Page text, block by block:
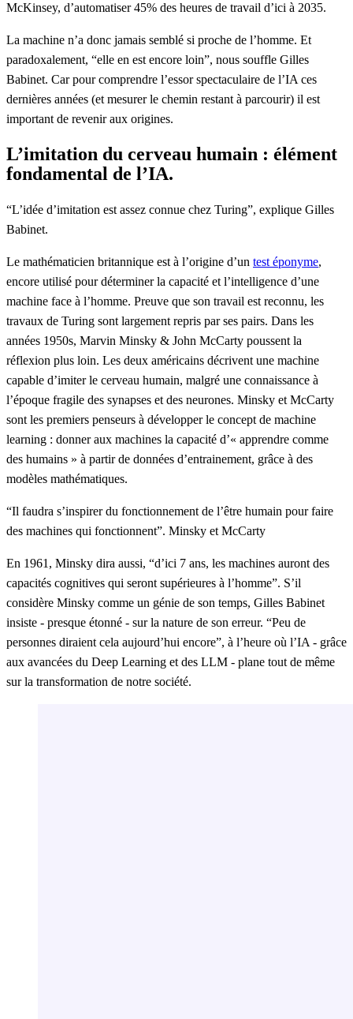
McKinsey, d’automatiser 45% des heures de travail d’ici à 2035.
La machine n’a donc jamais semblé si proche de l’homme. Et
paradoxalement, “elle en est encore loin”, nous souffle Gilles
Babinet. Car pour comprendre l’essor spectaculaire de l’IA ces
dernières années (et mesurer le chemin restant à parcourir) il est
important de revenir aux origines.
L’imitation du cerveau humain : élément
fondamental de l’IA.
“L’idée d’imitation est assez connue chez Turing”, explique Gilles
Babinet.
Le mathématicien britannique est à l’origine d’un test éponyme,
encore utilisé pour déterminer la capacité et l’intelligence d’une
machine face à l’homme. Preuve que son travail est reconnu, les
travaux de Turing sont largement repris par ses pairs. Dans les
années 1950s, Marvin Minsky & John McCarty poussent la
réflexion plus loin. Les deux américains décrivent une machine
capable d’imiter le cerveau humain, malgré une connaissance à
l’époque fragile des synapses et des neurones. Minsky et McCarty
sont les premiers penseurs à développer le concept de machine
learning : donner aux machines la capacité d’« apprendre comme
des humains » à partir de données d’entrainement, grâce à des
modèles mathématiques.
“Il faudra s’inspirer du fonctionnement de l’être humain pour faire
des machines qui fonctionnent”. Minsky et McCarty
En 1961, Minsky dira aussi, “d’ici 7 ans, les machines auront des
capacités cognitives qui seront supérieures à l’homme”. S’il
considère Minsky comme un génie de son temps, Gilles Babinet
insiste - presque étonné - sur la nature de son erreur. “Peu de
personnes diraient cela aujourd’hui encore”, à l’heure où l’IA - grâce
aux avancées du Deep Learning et des LLM - plane tout de même
sur la transformation de notre société.